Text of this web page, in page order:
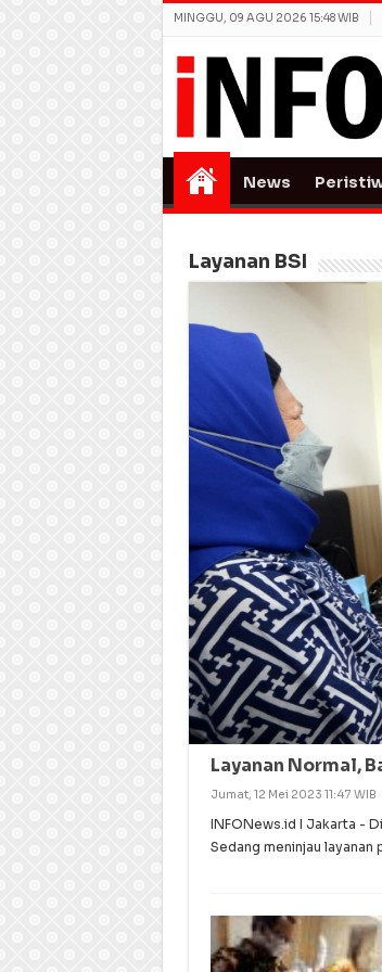
MINGGU, 09 AGU 2026 15:48 WIB
News
Layanan BSI
Layanan Normal,
Jumat, 12 Mei 2023 11:47 WIB
INFONews.id I Jakarta -
Sedang meninjau layanan